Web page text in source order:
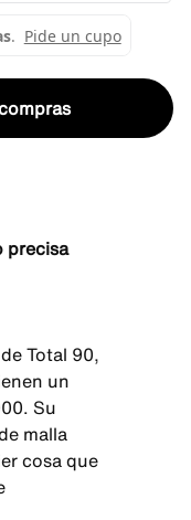
precisa
Total 90,
un
Su
malla
cosa que